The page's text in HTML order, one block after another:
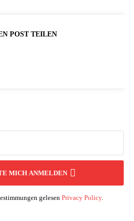
POST TEILEN
MICH ANMELDEN
gelesenPrivacy Policy.